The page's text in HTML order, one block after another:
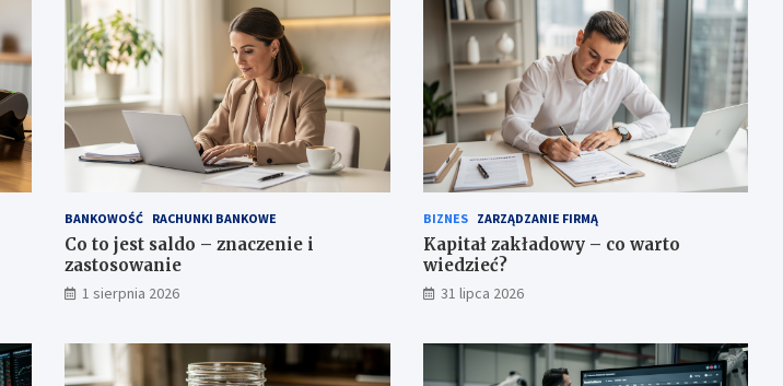
BANKOWOŚĆ RACHUNKI BANKOWE
Co to jest saldo – znaczenie i
zastosowanie
1 sierpnia 2026
BIZNES ZARZĄDZANIE FIRMĄ
Kapitał zakładowy – co warto
wiedzieć?
31 lipca 2026